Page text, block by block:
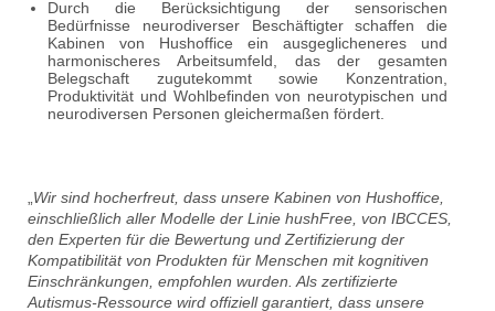
Durch die Berücksichtigung der sensorischen
Bedürfnisse neurodiverser Beschäftigter schaffen die
Kabinen von Hushoffice ein ausgeglicheneres und
harmonischeres Arbeitsumfeld, das der gesamten
Belegschaft zugutekommt sowie Konzentration,
Produktivität und Wohlbefinden von neurotypischen und
neurodiversen Personen gleichermaßen fördert.
Wir sind hocherfreut, dass unsere Kabinen von Hushoffice,
einschließlich aller Modelle der Linie hushFree, von IBCCES,
den Experten für die Bewertung und Zertifizierung der
Kompatibilität von Produkten für Menschen mit kognitiven
Einschränkungen, empfohlen wurden. Als zertifizierte
Autismus-Ressource wird offiziell garantiert, dass unsere